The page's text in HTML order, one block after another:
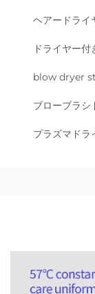
ヘアードライ
ドライヤー
blow dryer
ブローブラシ
プラズマドラ